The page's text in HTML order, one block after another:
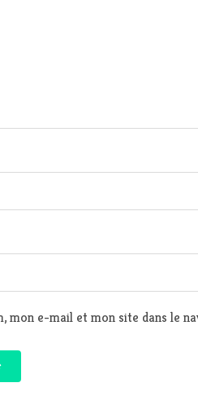
mon e-mail et mon site dans le